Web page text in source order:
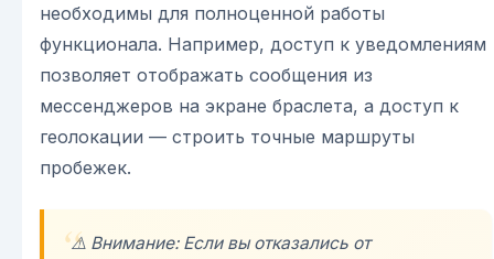
необходимы для полноценной работы
функционала. Например, доступ к уведомлениям
позволяет отображать сообщения из
мессенджеров на экране браслета, а доступ к
геолокации — строить точные маршруты
пробежек.
⚠️ Внимание: Если вы отказались от